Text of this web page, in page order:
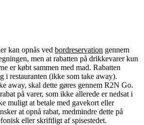
kan opnås ved bordreservation gennem
men at rabatten på drikkevarer kun
er købt sammen med mad. Rabatten
i restauranten (ikke som take away).
away, skal dette gøres gennem R2N Go.
på varer, som ikke allerede er nedsat i
muligt at betale med gavekort eller
at opnå rabat, medmindre dette på
eller skriftligt af spisestedet.